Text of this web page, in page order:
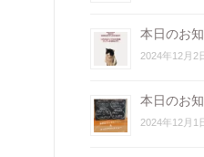
本日のお
2024年12月2
本日のお
2024年12月1